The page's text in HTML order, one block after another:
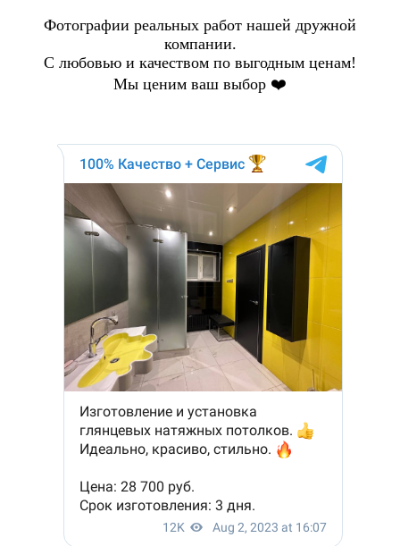
Фотографии реальных работ нашей дружной
компании.
С любовью и качеством по выгодным ценам!
Мы ценим ваш выбор ❤️